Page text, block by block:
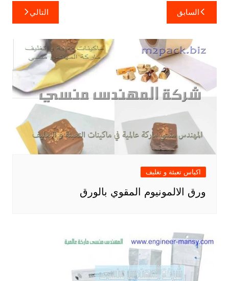
تصفّح
المقالات
السابق التالي
اكياس تعبئة و تغليف
ورق الالمونيوم المقوي بالورق